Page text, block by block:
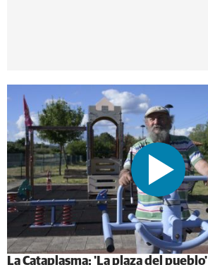
La Cataplasma: 'La plaza del pueblo'